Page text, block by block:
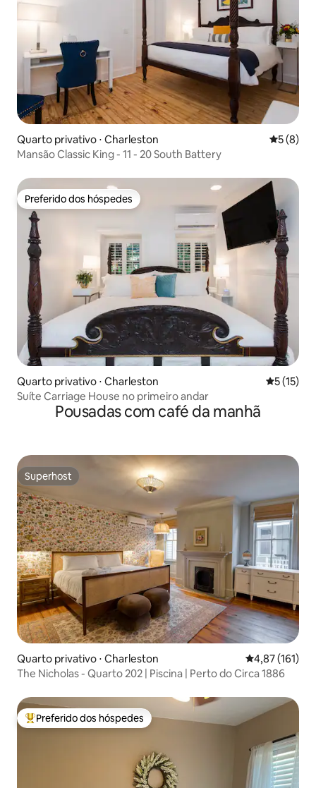
Quarto privativo ⋅ Charleston 5 de
5 (8)
Mansão Classic King - 11 - 20 South Battery
Preferido dos hóspedes
Preferido dos hóspedes
Quarto privativo ⋅ Charleston 5 de uma
5 (15)
Suíte Carriage House no primeiro andar
Pousadas com café da manhã
Superhost
Superhost
Quarto privativo ⋅ Charleston 4,87 de uma
4,87 (161)
The Nicholas - Quarto 202 | Piscina | Perto do Circa 1886
Entre os melhores preferidos dos hóspedes
Preferido dos hóspedes